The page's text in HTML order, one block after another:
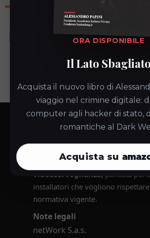
ORA DISPONIBILE
Il Lato Sbagliato
Acquista il nuovo libro di
viaggio nel crimine digitale:
computer agli hacker di stato,
romantiche al Dark
Acquista su
Hai ancora dubbi?
CONTATTI
Videosorveglianza in
normativa degli impianti di
videosorveglianza, pensata per
installatori che vogliono rispettare
normativa vigente.
Note legali
netWork S.a.s.